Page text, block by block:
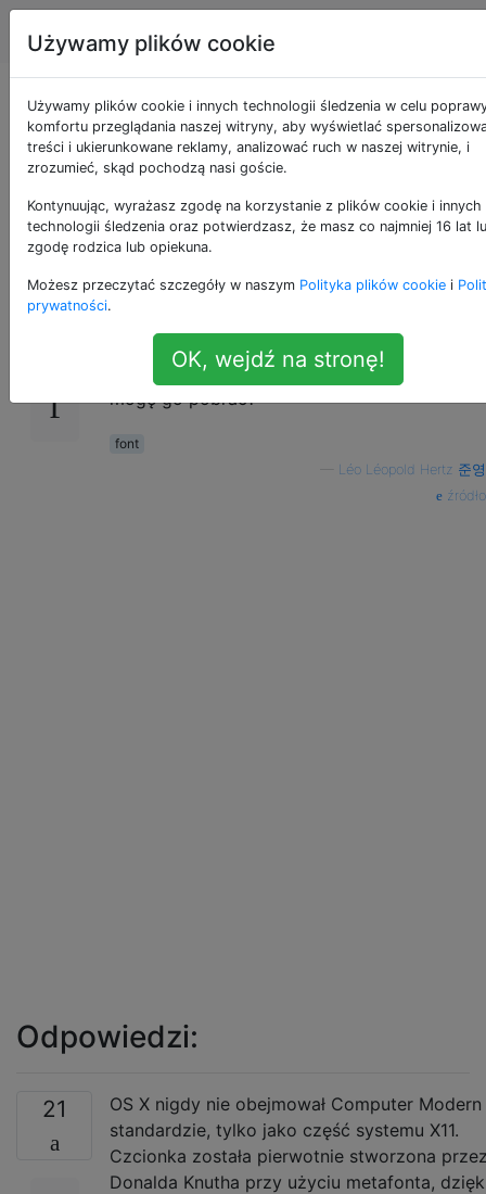
Apple Tagi
Komputerowa
nowoczesna
czcionka dla OSX
18
Potrzebuję go do robienia plakatów w
z Computer Modern Font. Nie jestem jednak
pewien, czy ma go najnowszy OSX, skąd
mogę go pobrać?
font
Léo Léopold Hertz 준영
źródło
Odpowiedzi:
21
OS X nigdy nie obejmował Computer
standardzie, tylko jako część systemu X11.
Czcionka została pierwotnie stworzona
Donalda Knutha przy użyciu metafonta,
Używamy plików cookie
Używamy plików cookie i innych technologii śledzenia w celu
komfortu przeglądania naszej witryny, aby wyświetlać
treści i ukierunkowane reklamy, analizować ruch w naszej witrynie, i
zrozumieć, skąd pochodzą nasi goście.
Kontynuując, wyrażasz zgodę na korzystanie z plików cookie i innych
technologii śledzenia oraz potwierdzasz, że masz co najmniej 16 lat
zgodę rodzica lub opiekuna.
Możesz przeczytać szczegóły w naszym Polityka plików cookie i
prywatności.
OK, wejdź na stronę!